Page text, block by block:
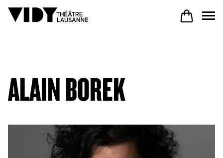
PARTICIPATE
COME TO VIDY
ALAIN BOREK